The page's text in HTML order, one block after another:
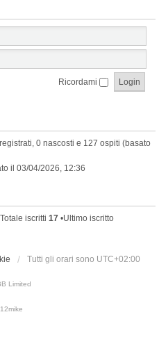
Ricordami
0 nascosti e 127 ospiti (basato
il 03/04/2026, 12:36
iscritti 17 •Ultimo iscritto
Tutti gli orari sono UTC+02:00
Limited